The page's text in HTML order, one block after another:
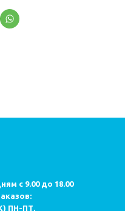
с 9.00 до 18.00
ПН-ПТ.